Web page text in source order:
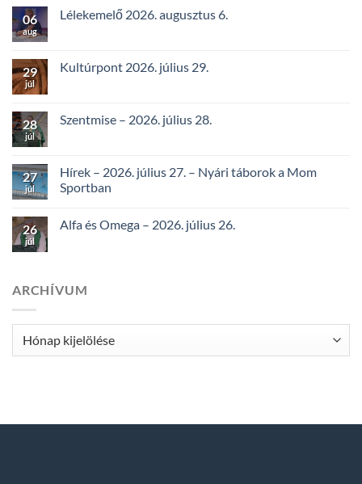
06
aug
Lélekemelő 2026. augusztus 6.
29
júl
Kultúrpont 2026. július 29.
28
júl
Szentmise – 2026. július 28.
27
júl
Hírek – 2026. július 27. – Nyári táborok a Mom
Sportban
26
júl
Alfa és Omega – 2026. július 26.
ARCHÍVUM
Archívum